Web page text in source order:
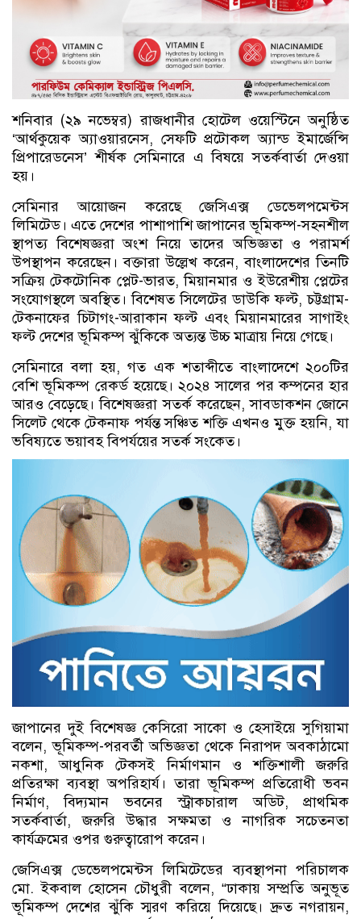
শনিবার (২৯ নভেম্বর) রাজধানীর হোটেল ওয়েস্টিনে অনুষ্ঠিত
‘আর্থকুয়েক অ্যাওয়ারনেস, সেফটি প্রটোকল অ্যান্ড ইমার্জেন্সি
প্রিপারেডনেস’ শীর্ষক সেমিনারে এ বিষয়ে সতর্কবার্তা দেওয়া
হয়।
সেমিনার আয়োজন করেছে জেসিএক্স ডেভেলপমেন্টস
লিমিটেড। এতে দেশের পাশাপাশি জাপানের ভূমিকম্প-সহনশীল
স্থাপত্য বিশেষজ্ঞরা অংশ নিয়ে তাদের অভিজ্ঞতা ও পরামর্শ
উপস্থাপন করেছেন। বক্তারা উল্লেখ করেন, বাংলাদেশের তিনটি
সক্রিয় টেকটোনিক প্লেট-ভারত, মিয়ানমার ও ইউরেশীয় প্লেটের
সংযোগস্থলে অবস্থিত। বিশেষত সিলেটের ডাউকি ফল্ট, চট্টগ্রাম-
টেকনাফের চিটাগং-আরাকান ফল্ট এবং মিয়ানমারের সাগাইং
ফল্ট দেশের ভূমিকম্প ঝুঁকিকে অত্যন্ত উচ্চ মাত্রায় নিয়ে গেছে।
সেমিনারে বলা হয়, গত এক শতাব্দীতে বাংলাদেশে ২০০টির
বেশি ভূমিকম্প রেকর্ড হয়েছে। ২০২৪ সালের পর কম্পনের হার
আরও বেড়েছে। বিশেষজ্ঞরা সতর্ক করেছেন, সাবডাকশন জোনে
সিলেট থেকে টেকনাফ পর্যন্ত সঞ্চিত শক্তি এখনও মুক্ত হয়নি, যা
ভবিষ্যতে ভয়াবহ বিপর্যয়ের সতর্ক সংকেত।
জাপানের দুই বিশেষজ্ঞ কেসিরো সাকো ও হেসাইয়ে সুগিয়ামা
বলেন, ভূমিকম্প-পরবর্তী অভিজ্ঞতা থেকে নিরাপদ অবকাঠামো
নকশা, আধুনিক টেকসই নির্মাণমান ও শক্তিশালী জরুরি
প্রতিরক্ষা ব্যবস্থা অপরিহার্য। তারা ভূমিকম্প প্রতিরোধী ভবন
নির্মাণ, বিদ্যমান ভবনের স্ট্রাকচারাল অডিট, প্রাথমিক
সতর্কবার্তা, জরুরি উদ্ধার সক্ষমতা ও নাগরিক সচেতনতা
কার্যক্রমের ওপর গুরুত্বারোপ করেন।
জেসিএক্স ডেভেলপমেন্টস লিমিটেডের ব্যবস্থাপনা পরিচালক
মো. ইকবাল হোসেন চৌধুরী বলেন, “ঢাকায় সম্প্রতি অনুভূত
ভূমিকম্প দেশের ঝুঁকি স্মরণ করিয়ে দিয়েছে। দ্রুত নগরায়ন,